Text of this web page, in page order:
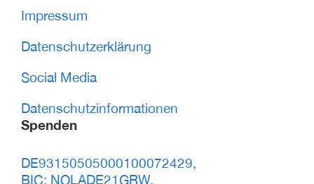
Impressum
Datenschutzerklärung
Social Media
Datenschutzinformationen
Spenden
DE93150505000100072429,
BIC: NOLADE21GRW,